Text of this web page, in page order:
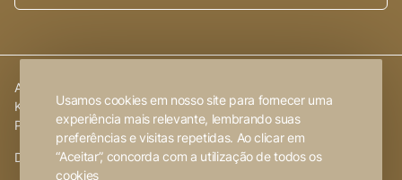
Usamos cookies em nosso site para fornecer uma
experiência mais relevante, lembrando suas
preferências e visitas repetidas. Ao clicar em
“Aceitar”, concorda com a utilização de todos os
cookies
Alleanza Cerâmica | CNPJ.:
Km 101,6
Porto Ferreira-SP
Desenvolvido porFW2 Propaganda ❤